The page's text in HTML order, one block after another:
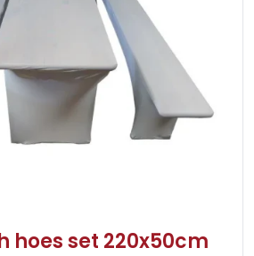
hoes set 220x50cm